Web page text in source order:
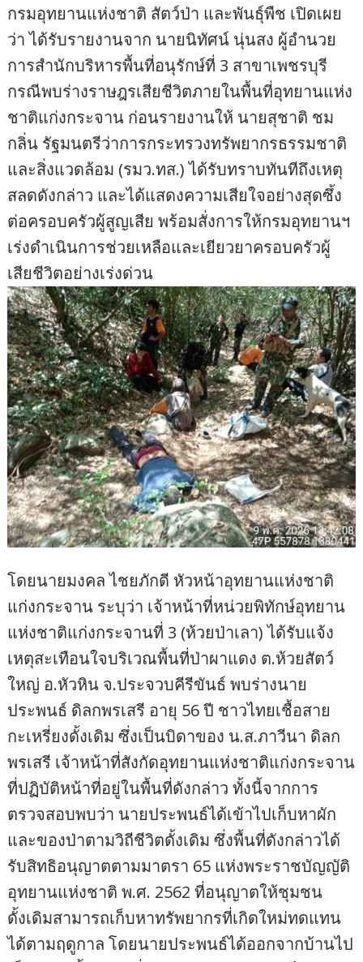
กรมอุทยานแห่งชาติ สัตว์ป่า และพันธุ์พืช เปิดเผย
ว่า ได้รับรายงานจาก นายนิทัศน์ นุ่นสง ผู้อำนวย
การสำนักบริหารพื้นที่อนุรักษ์ที่ 3 สาขาเพชรบุรี
กรณีพบร่างราษฎรเสียชีวิตภายในพื้นที่อุทยานแห่ง
ชาติแก่งกระจาน ก่อนรายงานให้ นายสุชาติ ชม
กลิ่น รัฐมนตรีว่าการกระทรวงทรัพยากรธรรมชาติ
และสิ่งแวดล้อม (รมว.ทส.) ได้รับทราบทันทีถึงเหตุ
สลดดังกล่าว และได้แสดงความเสียใจอย่างสุดซึ้ง
ต่อครอบครัวผู้สูญเสีย พร้อมสั่งการให้กรมอุทยานฯ
เร่งดำเนินการช่วยเหลือและเยียวยาครอบครัวผู้
เสียชีวิตอย่างเร่งด่วน
โดยนายมงคล ไชยภักดี หัวหน้าอุทยานแห่งชาติ
แก่งกระจาน ระบุว่า เจ้าหน้าที่หน่วยพิทักษ์อุทยาน
แห่งชาติแก่งกระจานที่ 3 (ห้วยป่าเลา) ได้รับแจ้ง
เหตุสะเทือนใจบริเวณพื้นที่ป่าผาแดง ต.ห้วยสัตว์
ใหญ่ อ.หัวหิน จ.ประจวบคีรีขันธ์ พบร่างนาย
ประพนธ์ ดิลกพรเสรี อายุ 56 ปี ชาวไทยเชื้อสาย
กะเหรี่ยงดั้งเดิม ซึ่งเป็นบิดาของ น.ส.ภาวีนา ดิลก
พรเสรี เจ้าหน้าที่สังกัดอุทยานแห่งชาติแก่งกระจาน
ที่ปฏิบัติหน้าที่อยู่ในพื้นที่ดังกล่าว ทั้งนี้จากการ
ตรวจสอบพบว่า นายประพนธ์ได้เข้าไปเก็บหาผัก
และของป่าตามวิถีชีวิตดั้งเดิม ซึ่งพื้นที่ดังกล่าวได้
รับสิทธิอนุญาตตามมาตรา 65 แห่งพระราชบัญญัติ
อุทยานแห่งชาติ พ.ศ. 2562 ที่อนุญาตให้ชุมชน
ดั้งเดิมสามารถเก็บหาทรัพยากรที่เกิดใหม่ทดแทน
ได้ตามฤดูกาล โดยนายประพนธ์ได้ออกจากบ้านไป